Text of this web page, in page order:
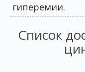
гиперемии.
Список